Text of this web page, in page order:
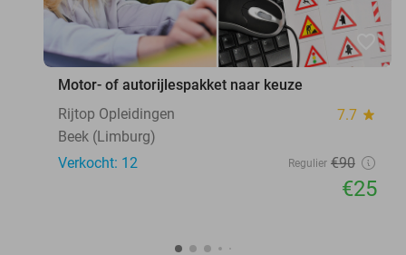
favorite_border
Motor- of autorijlespakket naar keuze
Rijtop Opleidingen
7.7 star
Beek (Limburg)
Verkocht: 12
Regulier €90
€25